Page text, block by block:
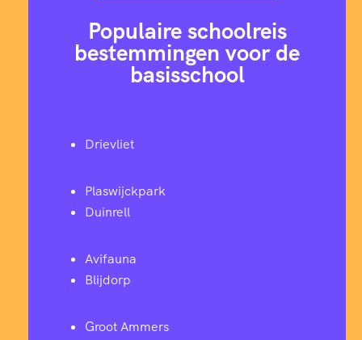
Populaire schoolreis
bestemmingen voor de
basisschool
Drievliet
Plaswijckpark
Duinrell
Avifauna
Blijdorp
Groot Ammers